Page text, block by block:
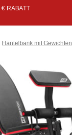
RABATT
Hantelbank mit Gewichten